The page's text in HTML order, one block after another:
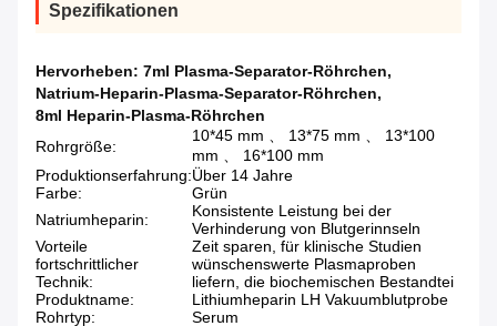
Spezifikationen
Hervorheben: 7ml Plasma-Separator-Röhrchen,
Natrium-Heparin-Plasma-Separator-Röhrchen,
8ml Heparin-Plasma-Röhrchen
Rohrgröße:
10*45 mm 、 13*75 mm 、 13*100
mm 、 16*100 mm
Produktionserfahrung:Über 14 Jahre
Farbe:
Grün
Natriumheparin:
Konsistente Leistung bei der
Verhinderung von Blutgerinnseln
Vorteile
fortschrittlicher
Technik:
Zeit sparen, für klinische Studien
wünschenswerte Plasmaproben
liefern, die biochemischen Bestandtei
Produktname:
Lithiumheparin LH Vakuumblutprobe
Rohrtyp:
Serum